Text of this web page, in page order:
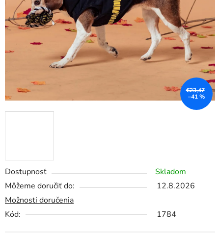
Dostupnosť
Skladom
Môžeme doručiť do:
12.8.2026
Možnosti doručenia
Kód:
1784
€23,47
–41 %